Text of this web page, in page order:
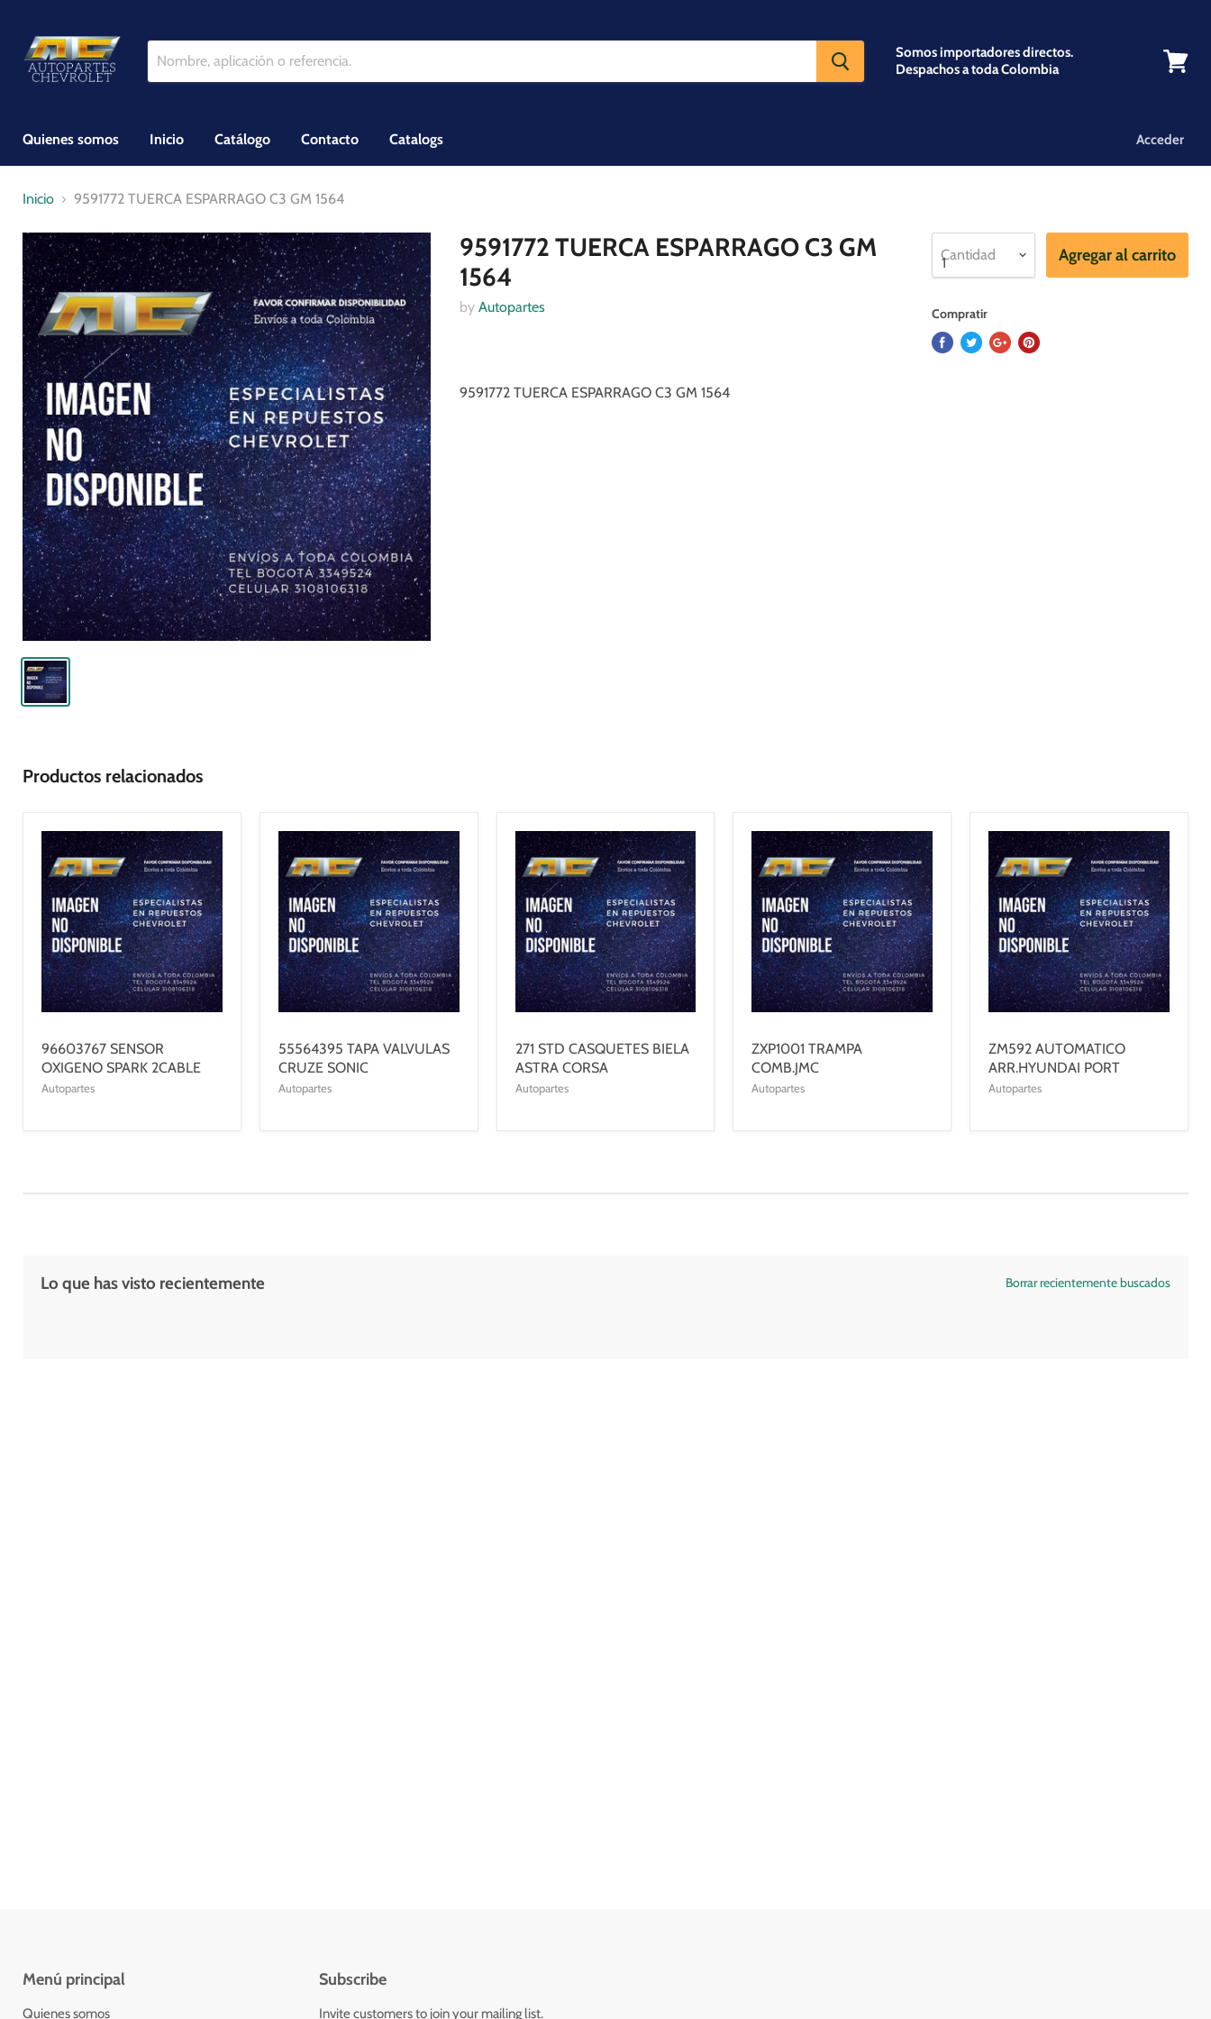
Somos importadores directos.
Despachos a toda Colombia
Quienes somos Inicio Catálogo Contacto Catalogs Acceder
Inicio 9591772 TUERCA ESPARRAGO C3 GM 1564
9591772 TUERCA ESPARRAGO C3 GM
1564
byAutopartes
9591772 TUERCA ESPARRAGO C3 GM 1564
Cantidad Agregar al carrito
Compratir
Productos relacionados
96603767 SENSOR
OXIGENO SPARK 2CABLE
Autopartes
55564395 TAPA VALVULAS
CRUZE SONIC
Autopartes
271 STD CASQUETES BIELA
ASTRA CORSA
Autopartes
ZXP1001 TRAMPA
COMB.JMC
Autopartes
ZM592 AUTOMATICO
ARR.HYUNDAI PORT
Autopartes
Lo que has visto recientemente Borrar recientemente buscados
Menú principal
Quienes somos
Subscribe
Invite customers to join your mailing list.